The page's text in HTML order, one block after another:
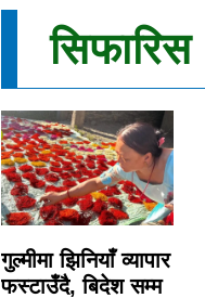
सिफारिस
गुल्मीमा झिनियाँ व्यापार
फस्टाउँदै, बिदेश सम्म